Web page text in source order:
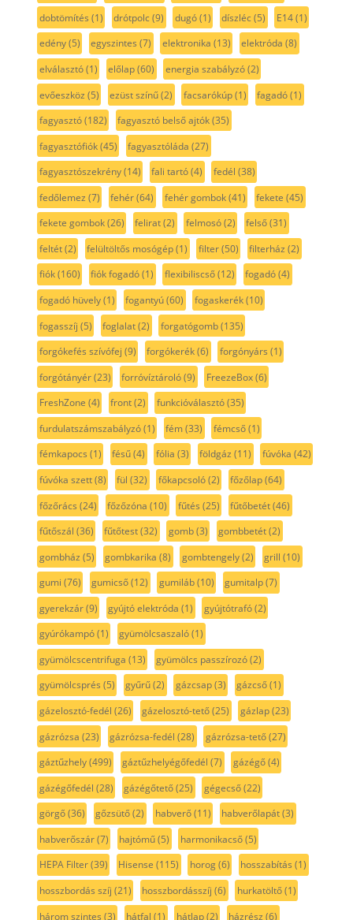
dobtömítés (1) drótpolc(9) dugó(1) díszléc(5) E14(1)
edény(5) egyszintes (7) elektronika (13) elektróda (8)
elválasztó(1) előlap(60) energia szabályzó(2)
evőeszköz (5) ezüst színű(2) facsarókúp(1) fagadó(1)
fagyasztó(182) fagyasztó belső ajtók(35)
fagyasztófiók(45) fagyasztóláda (27)
fagyasztószekrény(14) fali tartó(4) fedél (38)
fedőlemez (7) fehér(64) fehér gombok(41) fekete (45)
fekete gombok(26) felirat(2) felmosó(2) felső(31)
feltét(2) felültöltős mosógép(1) filter(50) filterház (2)
fiók(160) fiók fogadó(1) flexibiliscső(12) fogadó(4)
fogadó hüvely(1) fogantyú(60) fogaskerék(10)
fogasszíj (5) foglalat(2) forgatógomb(135)
forgókefés szívófej (9) forgókerék(6) forgónyárs (1)
forgótányér(23) forróvíztároló(9) FreezeBox(6)
FreshZone (4) front(2) funkcióválasztó(35)
furdulatszámszabályzó(1) fém(33) fémcső(1)
fémkapocs (1) fésű(4) fólia (3) földgáz (11) fúvóka (42)
fúvóka szett(8) fül (32) főkapcsoló(2) főzőlap(64)
főzőrács (24) főzőzóna (10) fűtés (25) fűtőbetét(46)
fűtőszál (36) fűtőtest(32) gomb(3) gombbetét(2)
gombház (5) gombkarika (8) gombtengely(2) grill (10)
gumi (76) gumicső(12) gumiláb(10) gumitalp(7)
gyerekzár(9) gyújtó elektróda (1) gyújtótrafó(2)
gyúrókampó(1) gyümölcsaszaló(1)
gyümölcscentrifuga (13) gyümölcs passzírozó(2)
gyümölcsprés (5) gyűrű(2) gázcsap(3) gázcső(1)
gázelosztó-fedél (26) gázelosztó-tető(25) gázlap(23)
gázrózsa (23) gázrózsa-fedél (28) gázrózsa-tető(27)
gáztűzhely(499) gáztűzhelyégőfedél (7) gázégő(4)
gázégőfedél (28) gázégőtető(25) gégecső(22)
görgő(36) gőzsütő(2) habverő(11) habverőlapát(3)
habverőszár(7) hajtómű(5) harmonikacső(5)
HEPA Filter(39) Hisense (115) horog(6) hosszabítás (1)
hosszbordás szíj (21) hosszbordásszíj (6) hurkatöltő(1)
három szintes (3) hátfal (1) hátlap(2) házrész (6)